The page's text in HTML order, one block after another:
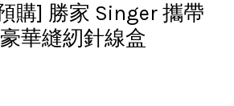
購] 勝家 Singer 攜帶
華縫紉針線盒